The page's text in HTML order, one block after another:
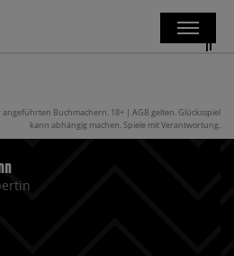
Buchmachern. 18+ | AGB gelten. Glücksspiel
kann abhängig machen. Spiele mit Verantwortung.